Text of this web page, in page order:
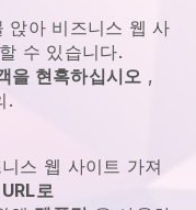
앉아 비즈니스 웹 사
수 있습니다.
을 현혹하십시오 ,
.
스 웹 사이트 가져
로